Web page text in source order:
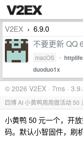
V2EX › 6.9.0
不要更新 QQ
macOS • httplife
duoduo1x
© 2026 V2EX · 7ms ·
四博 AI 小黄鸭周周做活动 50
小黄鸭 50 元一个，开
码。默认小智固件，刷